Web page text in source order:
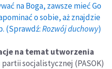
na Boga, zawsze mieć Go
o sobie, aż znajdzie
(Sprawdź:Rozwój duchowy)
na temat utworzenia
partii socjalistycznej (PASOK)